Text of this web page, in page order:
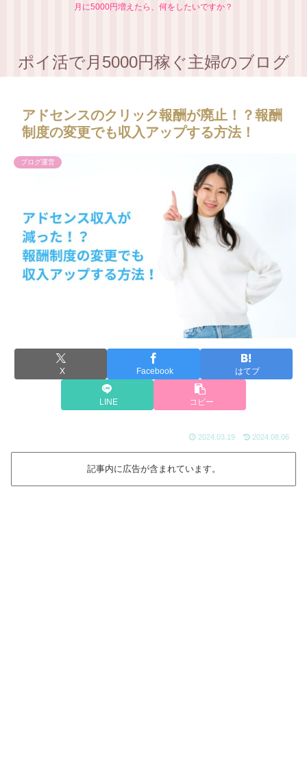
月に5000円増えたら、何をしたいですか？
ポイ活で月5000円稼ぐ主婦のブログ
アドセンスのクリック報酬が廃止！？報酬
制度の変更でも収入アップする方法！
ブログ運営
X Facebook はてブ
LINE コピー
2024.03.19 2024.08.06
記事内に広告が含まれています。